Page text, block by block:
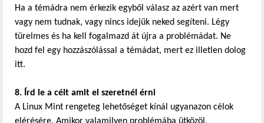
Ha a témádra nem érkezik egyből válasz az azért van mert
vagy nem tudnak, vagy nincs idejük neked segíteni. Légy
türelmes és ha kell fogalmazd át újra a problémádat. Ne
hozd fel egy hozzászólással a témádat, mert ez illetlen dolog
itt.
8. Írd le a célt amit el szeretnél érni
A Linux Mint rengeteg lehetőséget kínál ugyanazon célok